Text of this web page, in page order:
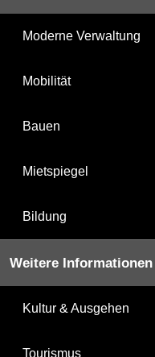
Moderne Verwaltung
Mobilität
Bauen
Mietspiegel
Bildung
Weitere Informationen
Kultur & Ausgehen
Tourismus